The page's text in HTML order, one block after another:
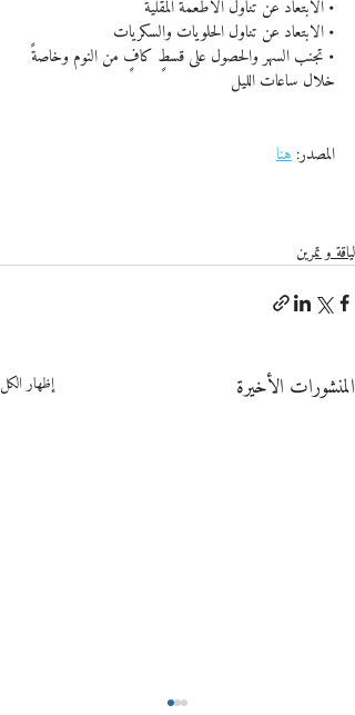
• الابتعاد عن تناول الأطعمة المقلية
• الابتعاد عن تناول الحلويات والسكريات
• تجنب السهر والحصول على قسطٍ كافٍ من النوم وخاصةً
خلال ساعات الليل
المصدر: هنا
لياقة و تمرين
المنشورات الأخيرة إظهار الكل